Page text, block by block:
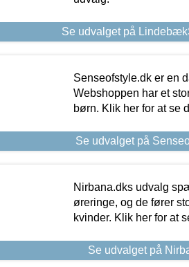
Se udvalget på
Senseofstyle.dk er en
Webshoppen har et
børn. Klik her for at se
Se udvalget på
Nirbana.dks udvalg
øreringe, og de fører
kvinder. Klik her for at
Se udvalget på